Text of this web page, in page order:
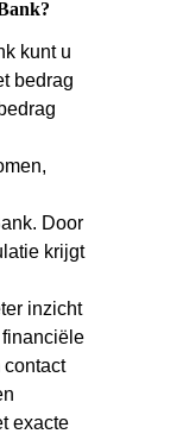
kunt u
bedrag
Door
krijgt
inzicht
contact
exacte